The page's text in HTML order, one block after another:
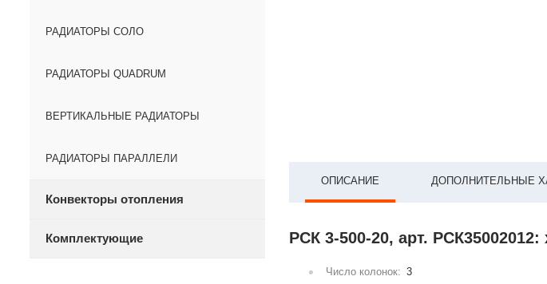
РАДИАТОРЫ СОЛО
РАДИАТОРЫ QUADRUM
ВЕРТИКАЛЬНЫЕ РАДИАТОРЫ
РАДИАТОРЫ ПАРАЛЛЕЛИ
Конвекторы отопления
Комплектующие
ОПИСАНИЕ ДОПОЛНИТЕЛЬНЫЕ
РСК 3-500-20, арт. РСК35002012:
Число колонок: 3